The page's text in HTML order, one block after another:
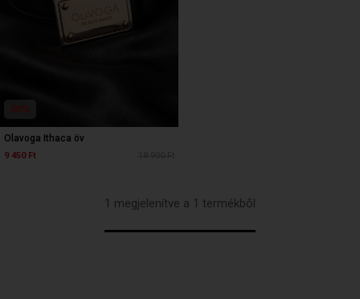
50%
Olavoga Ithaca öv
9 450 Ft
1 megjelenítve a 1 termékből